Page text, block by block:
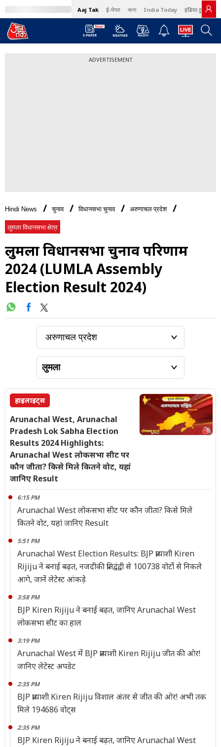
Aaj Tak ई-पेपर বাংলা India Today इंडिया टुडे हिंदी
ADVERTISEMENT
Hindi News चुनाव विधानसभा चुनाव अरुणाचल प्रदेश
लुमला विधानसभा क्षेत्र
लुमला विधानसभा चुनाव परिणाम
2024 (LUMLA Assembly
Election Result 2024)
हाइलाइट्स
Arunachal West, Arunachal
Pradesh Lok Sabha Election
Results 2024 Highlights:
Arunachal West लोकसभा सीट पर
कौन जीता? किसे मिले कितने वोट, यहां
जानिए Result
6:15 PM
Arunachal West लोकसभा सीट पर कौन जीता? किसे मिले
कितने वोट, यहां जानिए Result
5:51 PM
Arunachal West Election Results: BJP प्रत्याशी Kiren
Rijiju ने बनाई बढ़त, नजदीकी प्रतिद्वंद्वी से 100738 वोटोंं से निकले
आगे, जानें लेटेस्ट आंकड़े
3:58 PM
BJP Kiren Rijiju ने बनाई बढ़त, जानिए Arunachal West
लोकसभा सीट का हाल
3:19 PM
Arunachal West में BJP प्रत्याशी Kiren Rijiju जीत की ओर!
जानिए लेटेस्ट अपडेट
2:35 PM
BJP प्रत्याशी Kiren Rijiju विशाल अंतर से जीत की ओर! अभी तक
मिले 194686 वोट्स
2:35 PM
BJP Kiren Rijiju ने बनाई बढ़त, जानिए Arunachal West